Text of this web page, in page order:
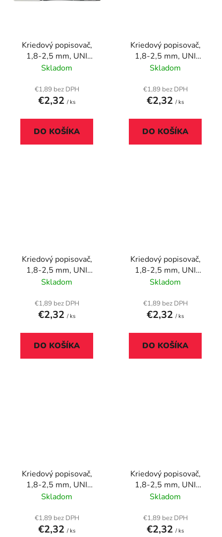
Kriedový popisovač,
1,8-2,5 mm, UNI
"PWE-5M", biely
Skladom
€1,89 bez DPH
€2,32 / ks
DO KOŠÍKA
Kriedový popisovač,
1,8-2,5 mm, UNI
"PWE-5M", červený
Skladom
€1,89 bez DPH
€2,32 / ks
DO KOŠÍKA
Kriedový popisovač,
1,8-2,5 mm, UNI
"PWE-5M", čierny
Skladom
€1,89 bez DPH
€2,32 / ks
DO KOŠÍKA
Kriedový popisovač,
1,8-2,5 mm, UNI
"PWE-5M", fialový
Skladom
€1,89 bez DPH
€2,32 / ks
DO KOŠÍKA
Kriedový popisovač,
1,8-2,5 mm, UNI
"PWE-5M", fluor
Skladom
€1,89 bez DPH
€2,32 / ks
Kriedový popisovač,
1,8-2,5 mm, UNI
"PWE-5M", fluor ružový
Skladom
€1,89 bez DPH
€2,32 / ks